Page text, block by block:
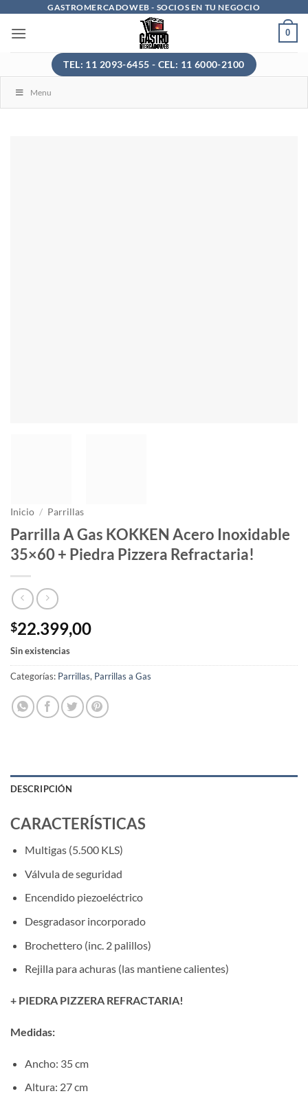
contenido
GASTROMERCADOWEB - SOCIOS EN TU NEGOCIO
0
TEL: 11 2093-6455 - CEL: 11 6000-2100
Menu
Inicio / Parrillas
Parrilla A Gas KOKKEN Acero Inoxidable
35×60 + Piedra Pizzera Refractaria!
$22.399,00
Sin existencias
Categorías: Parrillas, Parrillas a Gas
DESCRIPCIÓN
CARACTERÍSTICAS
Multigas (5.500 KLS)
Válvula de seguridad
Encendido piezoeléctrico
Desgradasor incorporado
Brochettero (inc. 2 palillos)
Rejilla para achuras (las mantiene calientes)
+ PIEDRA PIZZERA REFRACTARIA!
Medidas:
Ancho: 35 cm
Altura: 27 cm